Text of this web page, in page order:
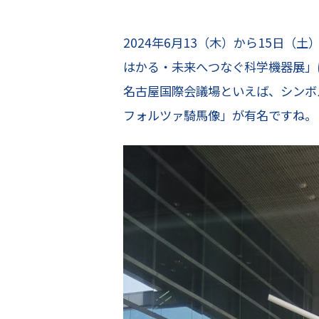
2024年6月13（木）から15日（土
はかる・未来へつなぐ科学機器展
名古屋国際会議場といえば、シン
フォルツァ騎馬像」が有名ですね。